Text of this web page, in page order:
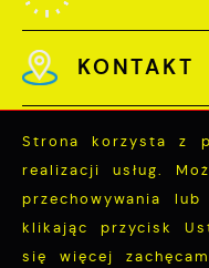
KONTAKT
Strona korzysta z
realizacji usług.
przechowywania
klikając przycisk
się więcej